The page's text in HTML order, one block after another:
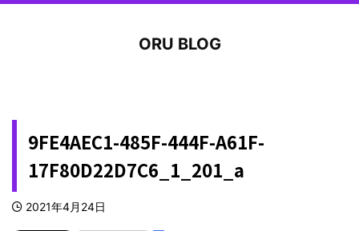
ORU BLOG
9FE4AEC1-485F-444F-A61F-
17F80D22D7C6_1_201_a
2021年4月24日